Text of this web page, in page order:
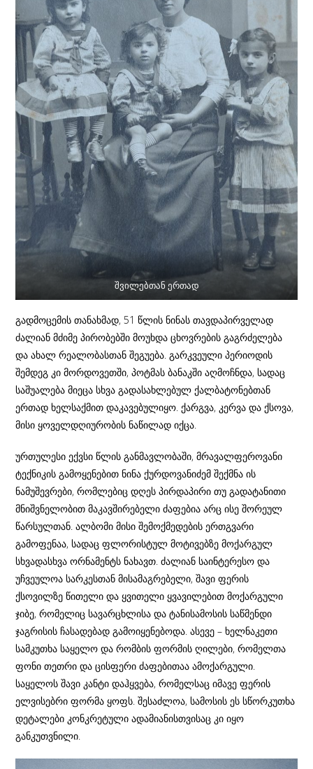
შვილებთან ერთად
გადმოცემის თანახმად, 51 წლის ნინას თავდაპირველად
ძალიან მძიმე პირობებში მოუხდა ცხოვრების გაგრძელება
და ახალ რეალობასთან შეგუება. გარკვეული პერიოდის
შემდეგ კი მორდოვეთში, პოტმას ბანაკში აღმოჩნდა, სადაც
საშუალება მიეცა სხვა გადასახლებულ ქალბატონებთან
ერთად ხელსაქმით დაკავებულიყო. ქარგვა, კერვა და ქსოვა,
მისი ყოველდღიურობის ნაწილად იქცა.
ურთულესი ექვსი წლის განმავლობაში, მრავალფეროვანი
ტექნიკის გამოყენებით ნინა ქურდოვანიძემ შექმნა ის
ნამუშევრები, რომლებიც დღეს პირდაპირი თუ გადატანითი
მნიშვნელობით მაკავშირებელი ძაფებია არც ისე შორეულ
წარსულთან. ალბომი მისი შემოქმედების ერთგვარი
გამოფენაა, სადაც ფლორისტულ მოტივებზე მოქარგულ
სხვადასხვა ორნამენტს ნახავთ. ძალიან საინტერესო და
უჩვეულოა სარკესთან მისამაგრებელი, შავი ფერის
ქსოვილზე წითელი და ყვითელი ყვავილებით მოქარგული
ჯიბე, რომელიც სავარცხლისა და ტანისამოსის საწმენდი
ჯაგრისის ჩასადებად გამოიყენებოდა. ასევე – ხელნაკეთი
სამკუთხა საყელო და რომბის ფორმის ღილები, რომელთა
ფონი თეთრი და ცისფერი ძაფებითაა ამოქარგული.
საყელოს შავი კანტი დაჰყვება, რომელსაც იმავე ფერის
ელვისებრი ფორმა ყოფს. შესაძლოა, სამოსის ეს სწორკუთხა
დეტალები კონკრეტული ადამიანისთვისაც კი იყო
განკუთვნილი.